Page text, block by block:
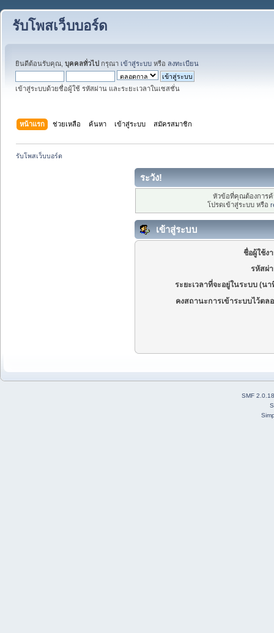
รับโพสเว็บบอร์ด
ยินดีต้อนรับคุณ, บุคคลทั่วไป กรุณา เข้าสู่ระบบ หรือ ลงทะเบียน
เข้าสู่ระบบด้วยชื่อผู้ใช้ รหัสผ่าน และระยะเวลาในเซสชั่น
หน้าแรก ช่วยเหลือ ค้นหา เข้าสู่ระบบ สมัครสมาชิก
รับโพสเว็บบอร์ด
ระวัง!
หัวข้อที่คุณต้องการ
โปรดเข้าสู่ระบบ หรือ
เข้าสู่ระบบ
ชื่อผู้ใช้ง
รหัสผ่
ระยะเวลาที่จะอยู่ในระบบ (นา
คงสถานะการเข้าระบบไว้ตล
SMF 2.0.18